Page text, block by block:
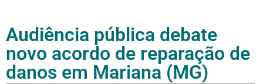
Audiência pública debate
novo acordo de reparação de
danos em Mariana (MG)